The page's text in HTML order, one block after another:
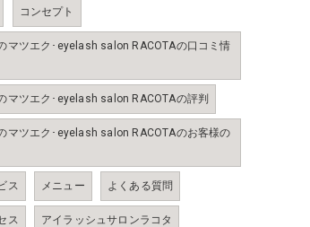
コンセプト
マツエク･eyelash salon RACOTAの口コミ情
マツエク･eyelash salon RACOTAの評判
マツエク･eyelash salon RACOTAのお客様の
ス メニュー よくある質問
ス アイラッシュサロンラコタ